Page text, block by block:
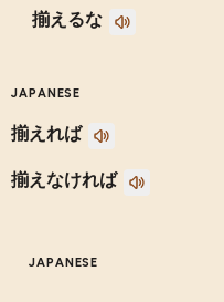
揃えるな
JAPANESE
揃えれば
揃えなければ
JAPANESE